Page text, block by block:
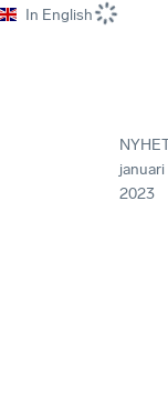
In English
januari
2023